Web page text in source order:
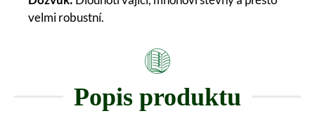
velmi robustní.
Popis produktu